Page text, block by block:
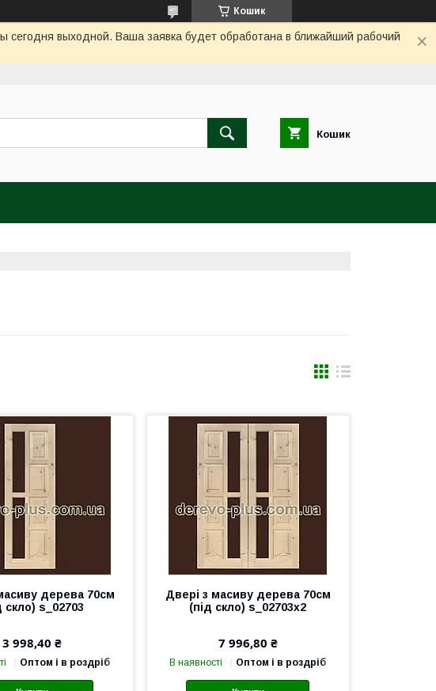
Кошик
сегодня выходной. Ваша заявка будет обработана в ближайший рабочий
Кошик
дерева 70см
скло) s_02703
3 998,40 ₴
Оптом і в роздріб
Двері з масиву дерева 70см
(під скло) ѕ_02703х2
7 996,80 ₴
В наявності Оптом і в роздріб